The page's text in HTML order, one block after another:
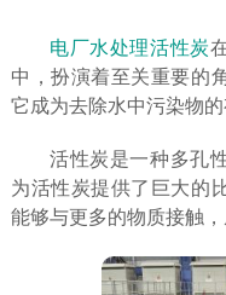
电厂水处理活性炭
中，扮演着至关重要的
它成为去除水中污染物的
活性炭是一种多孔
为活性炭提供了巨大的
能够与更多的物质接触